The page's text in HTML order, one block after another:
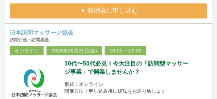
説明会に申し込む
日本訪問マッサージ協会
訪問介護・訪問看護
オンライン 2026年08月21日(金) 10:00 ~ 17:00
30代〜50代必見！今大注目の「訪問型マッサー
ジ事業」で開業しませんか？
形式：オンライン
開催方法：申し込み後にURLをお送り致します